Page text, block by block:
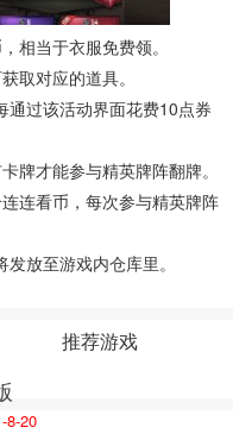
相当于衣服免费领。
取对应的道具。
通过该活动界面花费10点券
牌才能参与精英牌阵翻牌。
连看币，每次参与精英牌阵
放至游戏内仓库里。
推荐游戏
8-20